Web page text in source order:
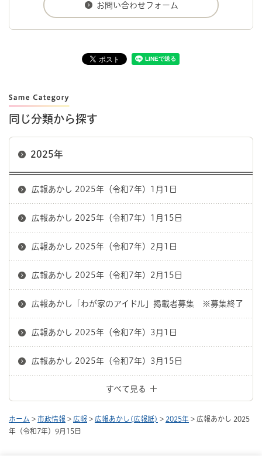
同じ分類から探す
2025年
広報あかし 2025年（令和7年）1月1日
広報あかし 2025年（令和7年）1月15日
広報あかし 2025年（令和7年）2月1日
広報あかし 2025年（令和7年）2月15日
広報あかし「わが家のアイドル」掲載者募集 ※募集終了
広報あかし 2025年（令和7年）3月1日
広報あかし 2025年（令和7年）3月15日
すべて見る
ホーム > 市政情報 > 広報 > 広報あかし(広報紙) > 2025年 > 広報あかし 2025
年（令和7年）9月15日